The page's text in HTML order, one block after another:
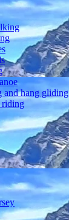
and hang gliding
riding